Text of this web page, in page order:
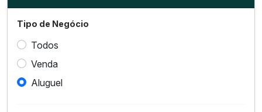
Tipo de Negócio
Todos
Venda
Aluguel